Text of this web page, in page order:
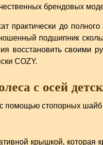
брендовых
практически до
подшипник
восстановить своими
COZY.
с осей
помощью стопорных
крышкой, которая